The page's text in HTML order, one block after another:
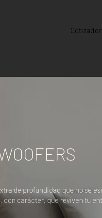
Cotizador
de profundidad que no se
con carácter, que reviven tu